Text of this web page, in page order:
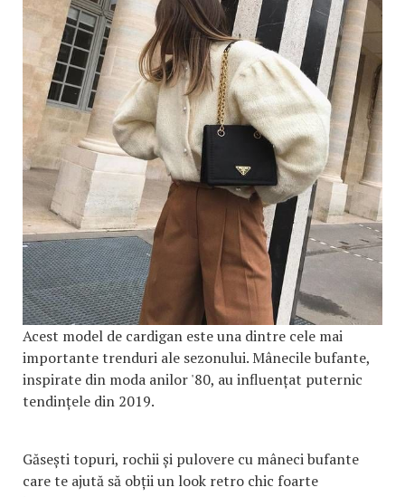
Acest model de cardigan este una dintre cele mai
importante trenduri ale sezonului. Mânecile bufante,
inspirate din moda anilor '80, au influențat puternic
tendințele din 2019.
Găsești topuri, rochii și pulovere cu mâneci bufante
care te ajută să obții un look retro chic foarte